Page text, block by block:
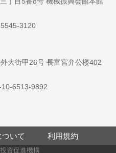
3120
大街甲26号 長富宮弁公楼402
6513-9892
いて 利用規約
資促進機構